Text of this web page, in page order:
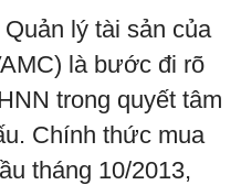
lý tài sản của
là bước đi rõ
trong quyết tâm
Chính thức mua
tháng 10/2013,